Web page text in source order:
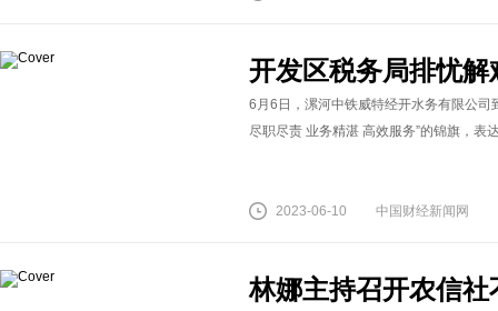
开发区税务局排忧
6月6日，漯河中铁威特经开水务有限公司
尽职尽责 业务精湛 高效服务”的锦旗，表
2023-06-10 中国财经新闻网
林娜主持召开农信